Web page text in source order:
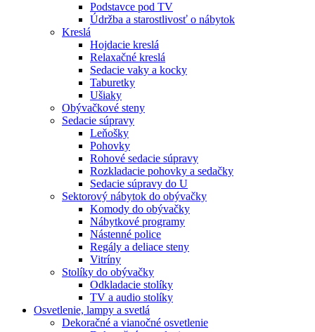
Podstavce pod TV
Údržba a starostlivosť o nábytok
Kreslá
Hojdacie kreslá
Relaxačné kreslá
Sedacie vaky a kocky
Taburetky
Ušiaky
Obývačkové steny
Sedacie súpravy
Leňošky
Pohovky
Rohové sedacie súpravy
Rozkladacie pohovky a sedačky
Sedacie súpravy do U
Sektorový nábytok do obývačky
Komody do obývačky
Nábytkové programy
Nástenné police
Regály a deliace steny
Vitríny
Stolíky do obývačky
Odkladacie stolíky
TV a audio stolíky
Osvetlenie, lampy a svetlá
Dekoračné a vianočné osvetlenie